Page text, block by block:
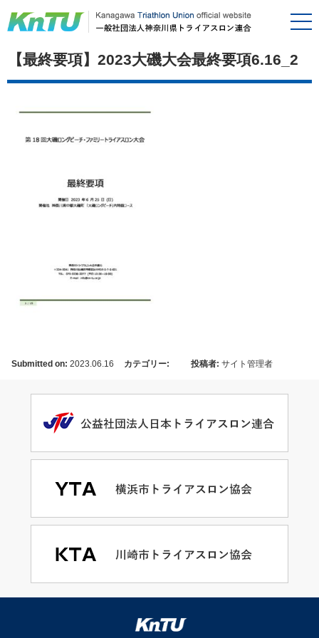
【最終要項】2023大磯大会最終要項6.16_2
Submitted on: 2023.06.16 カテゴリー: 投稿者: サイト管理者